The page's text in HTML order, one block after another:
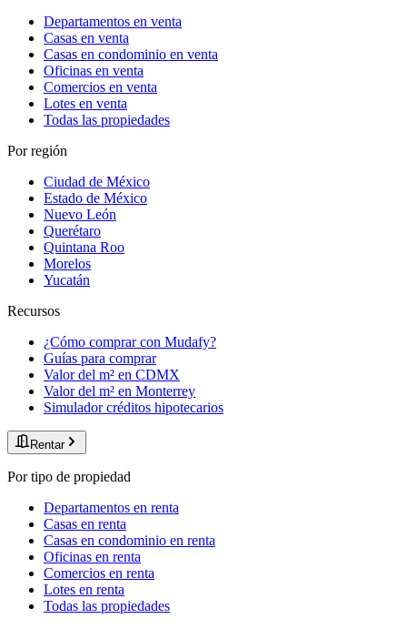
Departamentos en venta
Casas en venta
Casas en condominio en venta
Oficinas en venta
Comercios en venta
Lotes en venta
Todas las propiedades
Por región
Ciudad de México
Estado de México
Nuevo León
Querétaro
Quintana Roo
Morelos
Yucatán
Recursos
¿Cómo comprar con Mudafy?
Guías para comprar
Valor del m² en CDMX
Valor del m² en Monterrey
Simulador créditos hipotecarios
Rentar
Por tipo de propiedad
Departamentos en renta
Casas en renta
Casas en condominio en renta
Oficinas en renta
Comercios en renta
Lotes en renta
Todas las propiedades